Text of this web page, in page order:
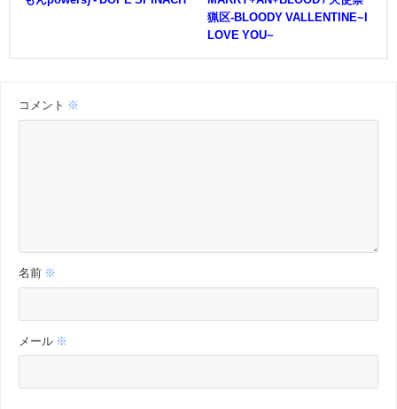
猟区-BLOODY VALLENTINE~I
LOVE YOU~
コメント ※
名前 ※
メール ※